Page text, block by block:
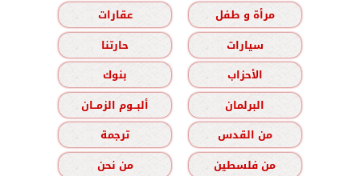
مرأة و طفل
عقارات
سيارات
حارتنا
الأحزاب
بنوك
البرلمان
ألبــوم الزمــان
من القدس
ترجمة
من فلسطين
من نحن